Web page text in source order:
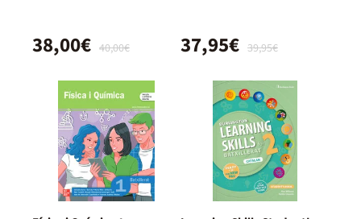
40,00€
38,00€ 39,95€
37,95€